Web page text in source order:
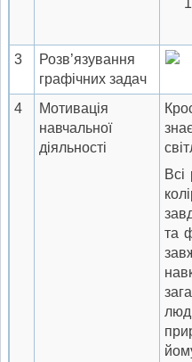
3
Розв’язування
графічних задач
4
Мотивація
навчальної
діяльності
Всі
та